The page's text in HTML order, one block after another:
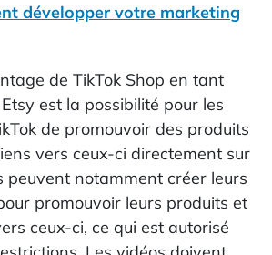
développer votre marketing
de TikTok Shop en tant
est la possibilité pour les
de promouvoir des produits
vers ceux-ci directement sur
peuvent notamment créer leurs
promouvoir leurs produits et
ceux-ci, ce qui est autorisé